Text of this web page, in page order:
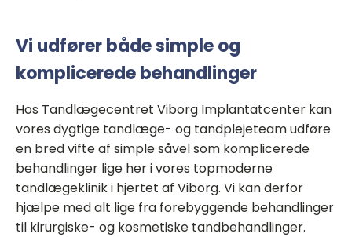
Vi udfører både simple og
komplicerede behandlinger
Hos Tandlægecentret Viborg Implantatcenter kan
vores dygtige tandlæge- og tandplejeteam udføre
en bred vifte af simple såvel som komplicerede
behandlinger lige her i vores topmoderne
tandlægeklinik i hjertet af Viborg. Vi kan derfor
hjælpe med alt lige fra forebyggende behandlinger
til kirurgiske- og kosmetiske tandbehandlinger.